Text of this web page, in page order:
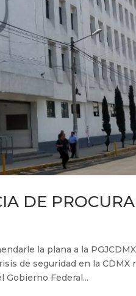
DE
la plana a la
de seguridad en la CDMX
Gobierno Federal...